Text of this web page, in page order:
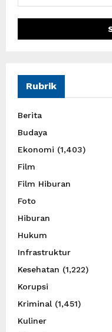
Rubrik
Berita
Budaya
Ekonomi (1,403)
Film
Film Hiburan
Foto
Hiburan
Hukum
Infrastruktur
Kesehatan (1,222)
Korupsi
Kriminal (1,451)
Kuliner